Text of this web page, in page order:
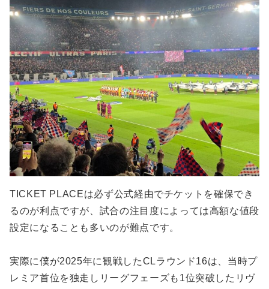
TICKET PLACEは必ず公式経由でチケットを確保でき
るのが利点ですが、試合の注目度によっては高額な値段
設定になることも多いのが難点です。
実際に僕が2025年に観戦したCLラウンド16は、当時プ
レミア首位を独走しリーグフェーズも1位突破したリヴ